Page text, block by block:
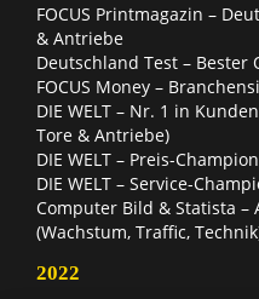
FOCUS Printmagazin –
& Antriebe
Deutschland Test – Bester
FOCUS Money –
DIE WELT – Nr. 1 in
Tore & Antriebe)
DIE WELT – Preis-
DIE WELT – Service-
Computer Bild & Statista –
(Wachstum, Traffic,
2022